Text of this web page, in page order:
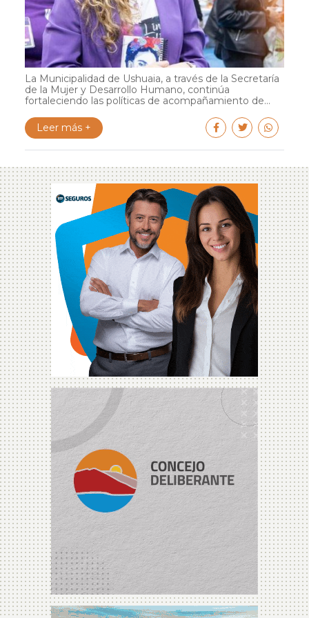
La Municipalidad de Ushuaia, a través de la Secretaría
de la Mujer y Desarrollo Humano, continúa
fortaleciendo las políticas de acompañamiento de...
Leer más +